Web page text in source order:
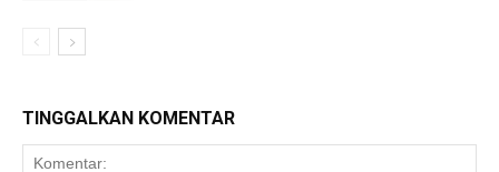
TINGGALKAN KOMENTAR